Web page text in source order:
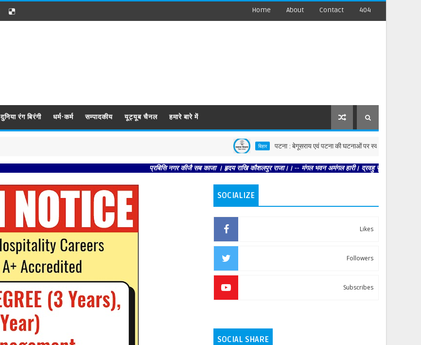
Home About Contact 404
दुनिया रंग बिरंगी धर्म-कर्म सम्पादकीय यूट्यूब चैनल हमारे बारे में
बिहार पटना : बेगूसराय एवं पटना की घटनाओं पर स्वास्थ्य विभाग सख्त, दोनों
प्रबिसि नगर कीजै सब काजा । हृदय राखि कौशलपुर राजा।। -- मंगल भवन अमंगल हारी। द्रवहु सुदसरथ अजिर बिहारी ।।
SOCIALIZE
Likes
Followers
Subscribes
SOCIAL SHARE